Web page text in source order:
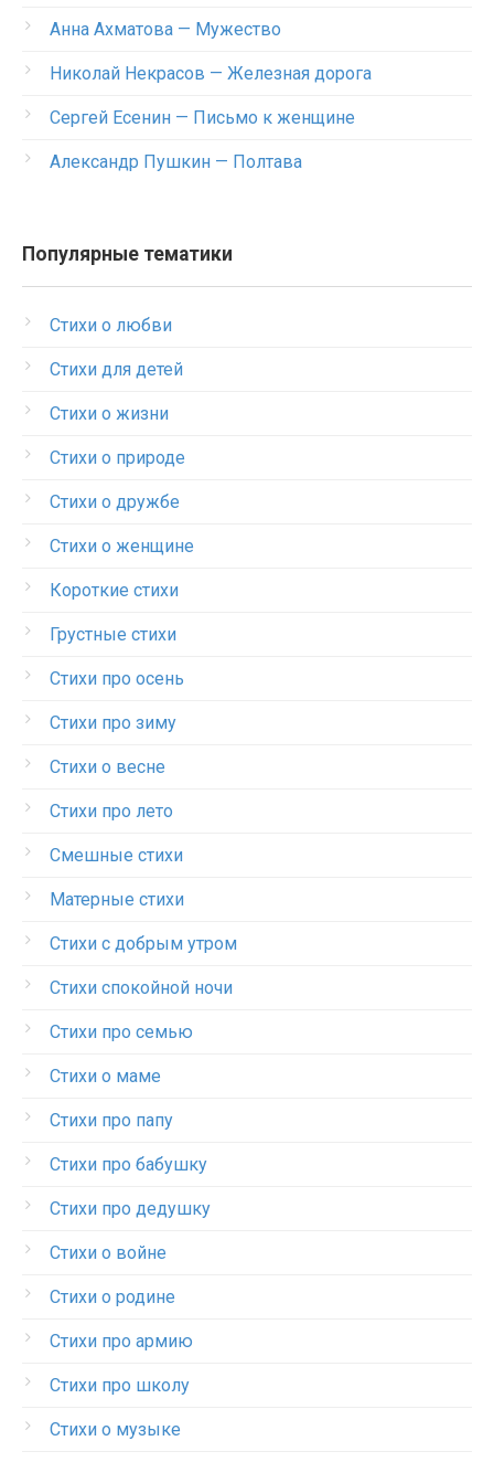
Анна Ахматова — Мужество
Николай Некрасов — Железная дорога
Сергей Есенин — Письмо к женщине
Александр Пушкин — Полтава
Популярные тематики
Стихи о любви
Стихи для детей
Стихи о жизни
Стихи о природе
Стихи о дружбе
Стихи о женщине
Короткие стихи
Грустные стихи
Стихи про осень
Стихи про зиму
Стихи о весне
Стихи про лето
Смешные стихи
Матерные стихи
Стихи с добрым утром
Стихи спокойной ночи
Стихи про семью
Стихи о маме
Стихи про папу
Стихи про бабушку
Стихи про дедушку
Стихи о войне
Стихи о родине
Стихи про армию
Стихи про школу
Стихи о музыке